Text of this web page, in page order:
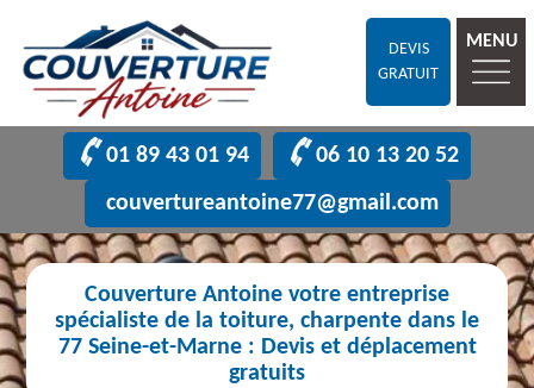
DEVIS
GRATUIT
MENU
01 89 43 01 94
06 10 13 20 52
couvertureantoine77@gmail.com
Couverture Antoine votre entreprise
spécialiste de la toiture, charpente dans le
77 Seine-et-Marne : Devis et déplacement
gratuits